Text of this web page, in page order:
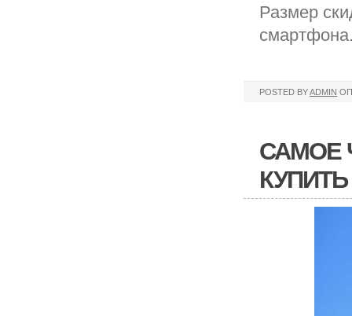
Размер
POSTED BYADMIN
САМОЕ